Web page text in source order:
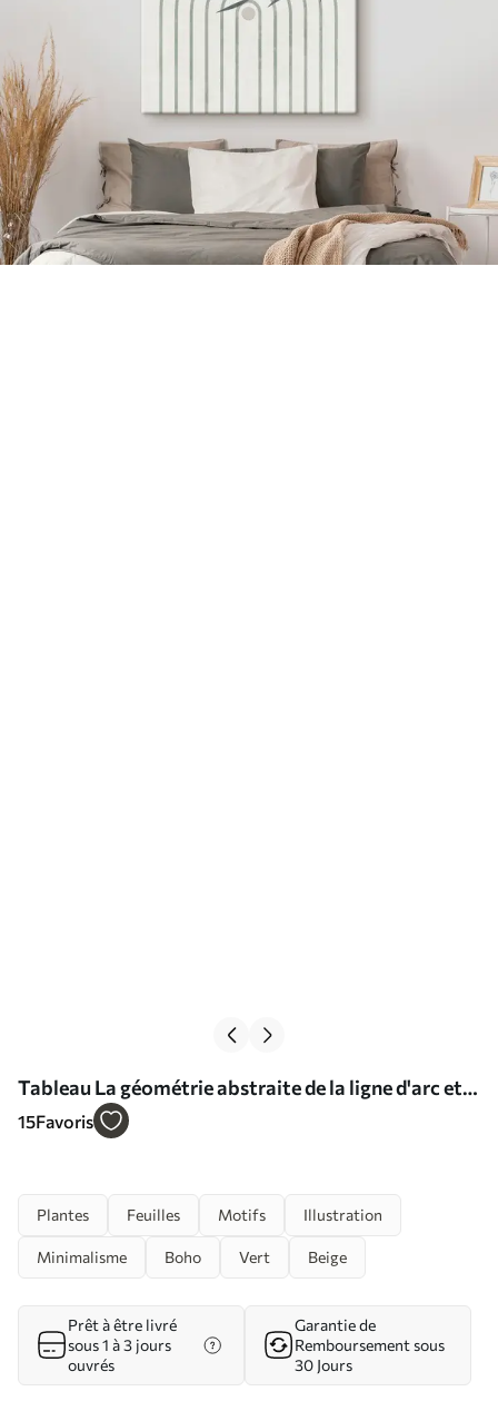
Tableau La géométrie abstraite de la ligne d'arc et
du cercle est une tendance moderne Nr s36421
15Favoris
Plantes Feuilles Motifs Illustration
Minimalisme Boho Vert Beige
Prêt à être livré
sous 1 à 3 jours
ouvrés
Garantie de
Remboursement sous
30 Jours